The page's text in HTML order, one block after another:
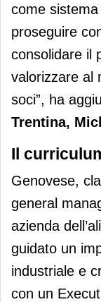
come
proseguire
consolidare il
valorizzare al
soci”, ha
Trentina,
Il
Genovese,
general
azienda
guidato un
industriale e
con un